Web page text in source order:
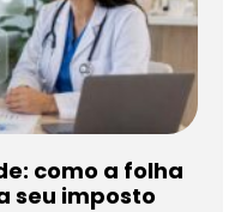
como a folha
seu imposto